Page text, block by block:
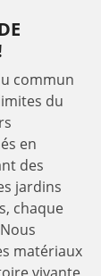
commun
du
en
des
jardins
chaque
matériaux